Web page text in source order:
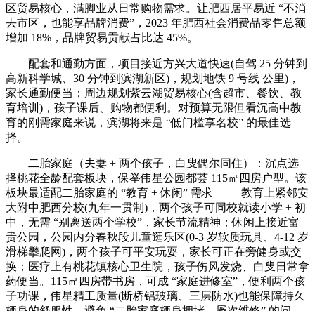
区贸易核心，满脚业从日常购物需求。让肥西居平易近 “不消
去市区，也能享品牌消费”，2023 年肥西社会消费品零售总额
增加 18%，品牌贸易贡献占比达 45%。
配套和通勤方面，项目接近方兴大道快速(自驾 25 分钟到
高新科学城、30 分钟到滨湖新区)，规划地铁 9 号线 公里)，
家长通勤便当；周边规划紫云湖贸易核心(含超市、餐饮、教
育培训)，孩子课后、购物都便利。对预算无限但看沉高中教
育的刚需家庭来说，滨湖将来是 “低门槛享名校” 的最佳选
择。
二胎家庭（夫妻 + 两个孩子，白叟偶尔同住）：沉点选
择桃花全龄配套板块，保举伟星公园都荟 115㎡四房户型。该
板块最适配二胎家庭的 “教育 + 休闲” 需求 —— 教育上紧邻安
大附中肥西分校(九年一贯制)，两个孩子可同校就读小学 + 初
中，无需 “别离送两个学校”，家长节流精神；休闲上接近富
贵公园，公园内分春秋段儿童逛乐区(0-3 岁软质玩具、4-12 岁
滑梯攀爬网)，两个孩子可平安玩耍，家长可正在旁健身或交
换；医疗上有桃花镇核心卫生院，孩子伤风发烧、白叟日常拿
药便当。115㎡四房带书房，可成 “家庭进修室”，便利两个孩
子功课，伟星精工质量(断桥铝玻璃、三层防水)也能保障持久